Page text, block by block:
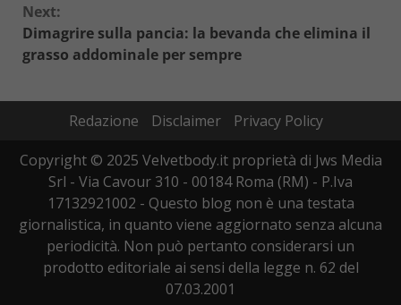
Next:
Dimagrire sulla pancia: la bevanda che elimina il
grasso addominale per sempre
Redazione Disclaimer
Privacy Policy
Copyright © 2025 Velvetbody.it proprietà di Jws Media
Srl - Via Cavour 310 - 00184 Roma (RM) - P.Iva
17132921002 - Questo blog non è una testata
giornalistica, in quanto viene aggiornato senza alcuna
periodicità. Non può pertanto considerarsi un
prodotto editoriale ai sensi della legge n. 62 del
07.03.2001